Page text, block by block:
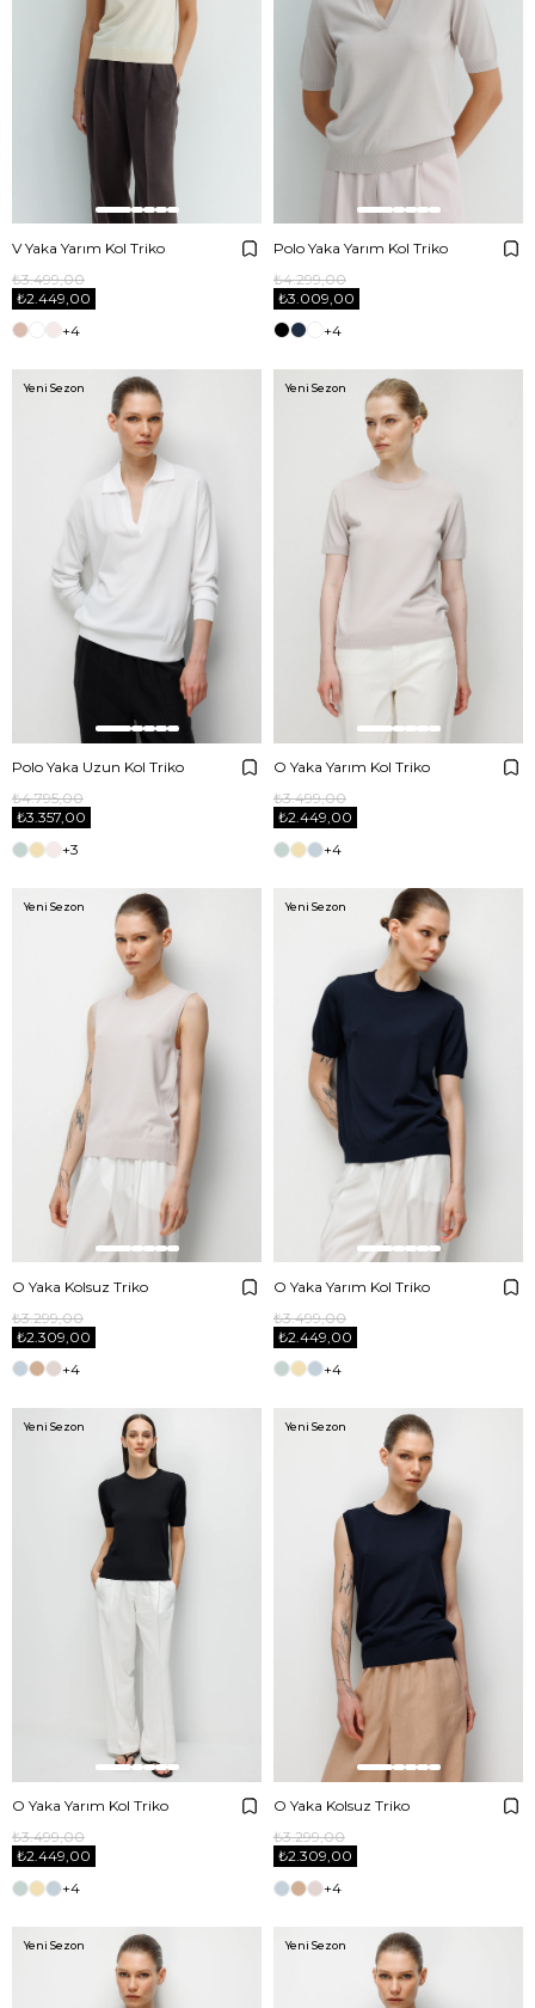
V Yaka Yarım Kol Triko
₺2.449,00
₺3.499,00
+4
Polo Yaka Yarım Kol Triko
₺3.009,00
₺4.299,00
+4
Polo Yaka Uzun Kol Triko
₺3.357,00
₺4.795,00
+3
Yeni Sezon
O Yaka Yarım Kol Triko
₺2.449,00
₺3.499,00
+4
Yeni Sezon
O Yaka Kolsuz Triko
₺2.309,00
₺3.299,00
+4
Yeni Sezon
O Yaka Yarım Kol Triko
₺2.449,00
₺3.499,00
+4
Yeni Sezon
O Yaka Yarım Kol Triko
₺2.449,00
₺3.499,00
+4
Yeni Sezon
O Yaka Kolsuz Triko
₺2.309,00
₺3.299,00
+4
Yeni Sezon
Yeni Sezon Yeni Sezon